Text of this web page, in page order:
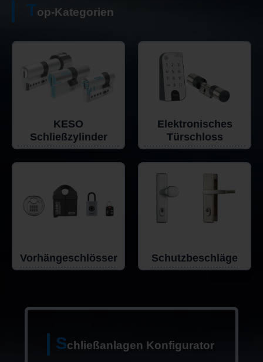
Top-Kategorien
KESO
Schließzylinder
Elektronisches
Türschloss
Vorhängeschlösser Schutzbeschläge
Schließanlagen Konfigurator